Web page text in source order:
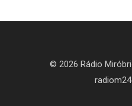
© 2026 Rádio